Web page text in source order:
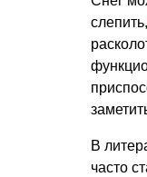
слепить,
В
часто